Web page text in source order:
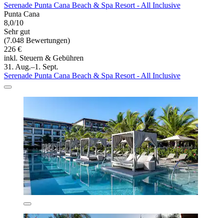
Serenade Punta Cana Beach & Spa Resort - All Inclusive
Punta Cana
8,0/10
Sehr gut
(7.048 Bewertungen)
226 €
inkl. Steuern & Gebühren
31. Aug.–1. Sept.
Serenade Punta Cana Beach & Spa Resort - All Inclusive